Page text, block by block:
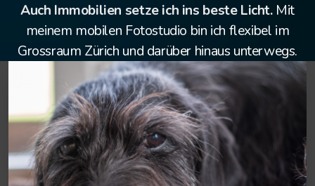
Auch Immobilien setze ich ins beste Licht. Mit
meinem mobilen Fotostudio bin ich flexibel im
Grossraum Zürich und darüber hinaus unterwegs.